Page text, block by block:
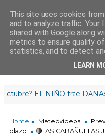
0:
EL NIÑO trae DANAs
Home Meteovídeos
plazo
🔴LAS CABAÑUELAS
This site uses cookies
and to analyze traffic. Your
shared with Google along
metrics to ensure quality
statistics, and to detect
LEARN